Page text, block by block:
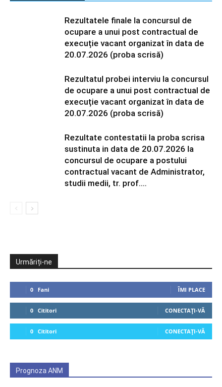
Rezultatele finale la concursul de
ocupare a unui post contractual de
execuție vacant organizat în data de
20.07.2026 (proba scrisă)
Rezultatul probei interviu la concursul
de ocupare a unui post contractual de
execuție vacant organizat în data de
20.07.2026 (proba scrisă)
Rezultate contestatii la proba scrisa
sustinuta in data de 20.07.2026 la
concursul de ocupare a postului
contractual vacant de Administrator,
studii medii, tr. prof....
Urmăriți-ne
0 Fani ÎMI PLACE
0 Cititori CONECTAȚI-VĂ
0 Cititori CONECTAȚI-VĂ
Prognoza ANM